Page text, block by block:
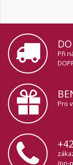
Při
Pro
(po-